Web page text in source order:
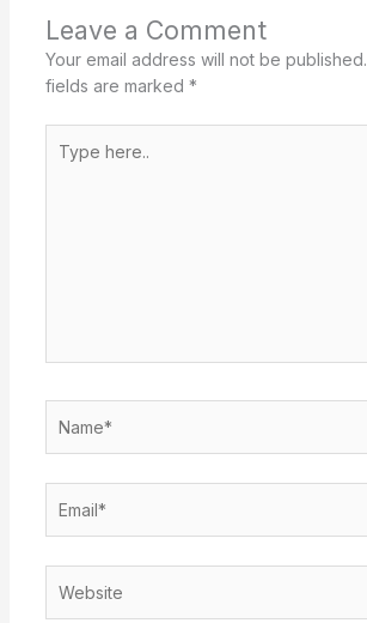
Leave a Comment
Your email address will not be published.
fields are marked *
here..